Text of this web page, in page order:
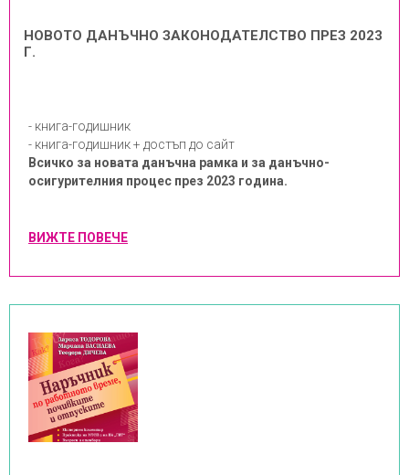
НОВОТО ДАНЪЧНО ЗАКОНОДАТЕЛСТВО ПРЕЗ 2023
Г.
- книга-годишник
- книга-годишник + достъп до сайт
Всичко за новата данъчна рамка и за данъчно-
осигурителния процес през 2023 година.
ВИЖТЕ ПОВЕЧЕ